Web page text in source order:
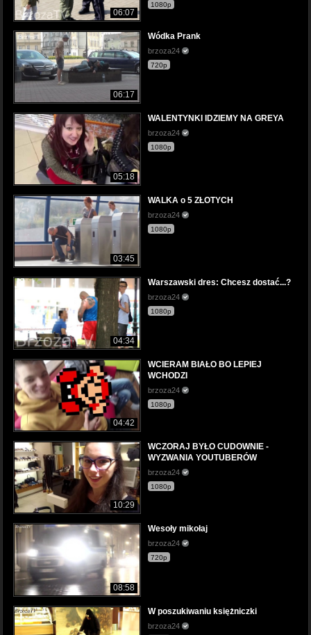
06:07
1080p
06:17
Wódka Prank
brzoza24
720p
05:18
WALENTYNKI IDZIEMY NA GREYA
brzoza24
1080p
03:45
WALKA o 5 ZŁOTYCH
brzoza24
1080p
04:34
Warszawski dres: Chcesz dostać...?
brzoza24
1080p
04:42
WCIERAM BIAŁO BO LEPIEJ
WCHODZI
brzoza24
1080p
10:29
WCZORAJ BYŁO CUDOWNIE -
WYZWANIA YOUTUBERÓW
brzoza24
1080p
08:58
Wesoły mikołaj
brzoza24
720p
W poszukiwaniu księżniczki
brzoza24